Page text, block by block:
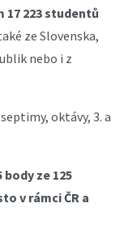
223 studentů
ze Slovenska,
nebo i z
oktávy, 3. a
ze 125
v rámci ČR a